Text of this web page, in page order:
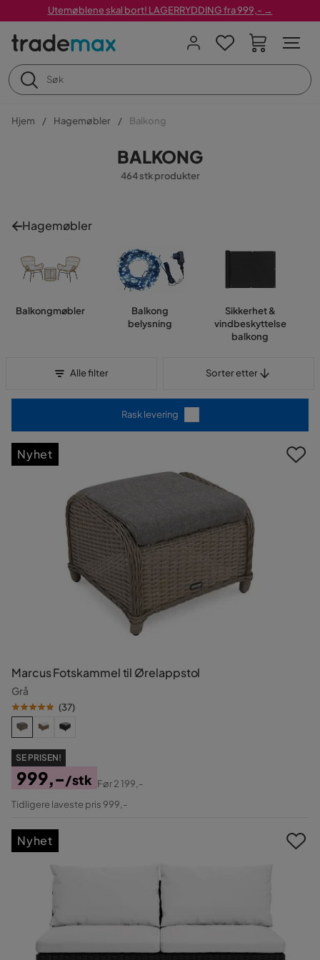
Utemøblene skal bort! LAGERRYDDING fra 999,- →
Hjem Hagemøbler Balkong
BALKONG
464 stk produkter
Hagemøbler
Balkongmøbler
Balkong
belysning
Sikkerhet &
vindbeskyttelse
balkong
Alle filter Sorter etter
Rask levering
Marcus Fotskammel til Ørelappstol
Grå
(37)
SE PRISEN!
Pris
999,-/stk
Original
Før2 199,-
Tidligere laveste pris 999,-
Nyhet
Nyhet